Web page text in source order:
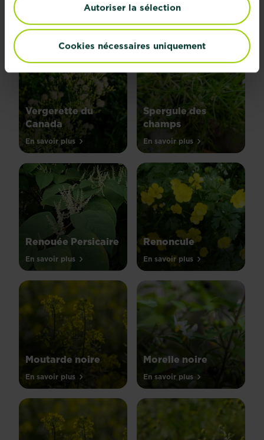
Autoriser la sélection
Cookies nécessaires uniquement
Vergerette du
Canada
En savoir plus
Spergule des
champs
En savoir plus
Renouée Persicaire
En savoir plus
Renoncule
En savoir plus
Moutarde noire
En savoir plus
Morelle noire
En savoir plus